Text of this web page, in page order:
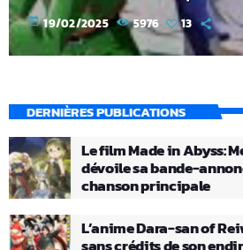
today 19/02/2025 5976 13
DERNIÈRES PUBLICATIONS
Le film Made in Abyss:
dévoile sa bande-
chanson principale
L’anime Dara-san of
sans crédits de son